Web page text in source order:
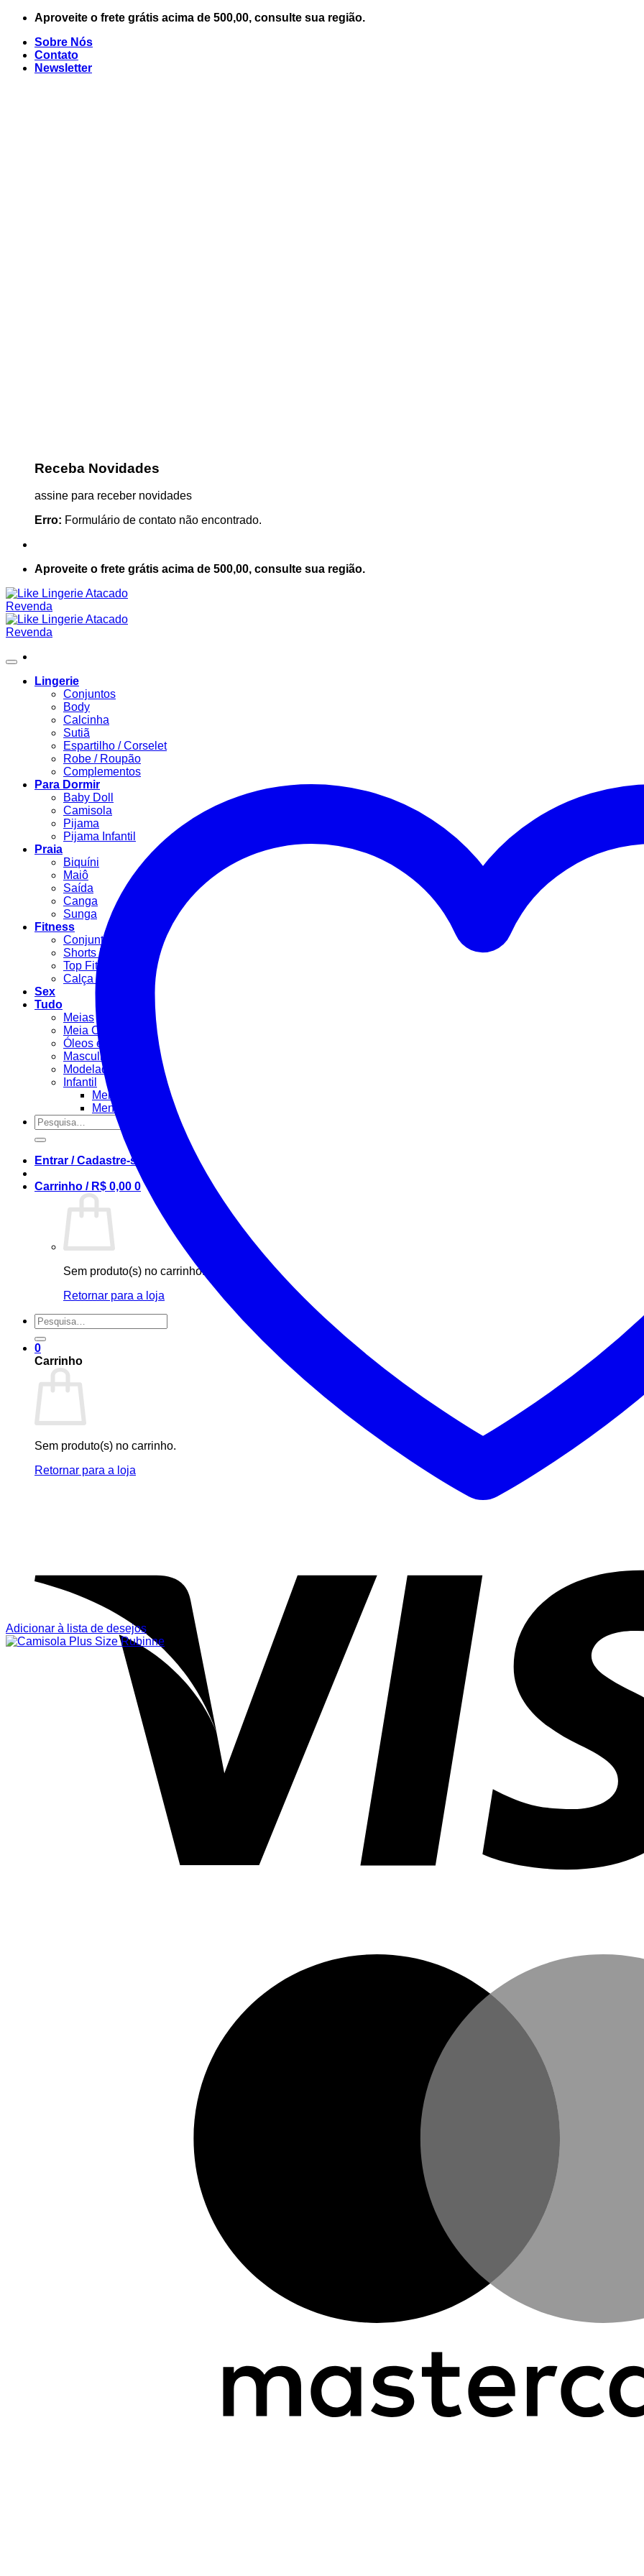
Skip
content
Aproveite o frete grátis acima de 500,00, consulte sua região.
Sobre Nós
Contato
Newsletter
Receba Novidades
assine para receber novidades
Erro: Formulário de contato não encontrado.
Aproveite o frete grátis acima de 500,00, consulte sua região.
Lingerie
Conjuntos
Body
Calcinha
Sutiã
Espartilho / Corselet
Robe / Roupão
Complementos
Para Dormir
Baby Doll
Camisola
Pijama
Pijama Infantil
Praia
Biquíni
Maiô
Saída
Canga
Sunga
Fitness
Conjunto Fitness
Shorts Fitness
Top Fitness
Calça Fitness
Sex
Tudo
Meias
Meia Calça / Fina
Óleos e Géis
Masculino
Modeladora
Infantil
Menino
Menina
Pesquisar
por:
Entrar / Cadastre-se
Carrinho / R$ 0,00 0
Sem produto(s) no carrinho.
Retornar para a loja
Pesquisar
por:
0
Carrinho
Sem produto(s) no carrinho.
Retornar para a loja
Adicionar à lista de desejos